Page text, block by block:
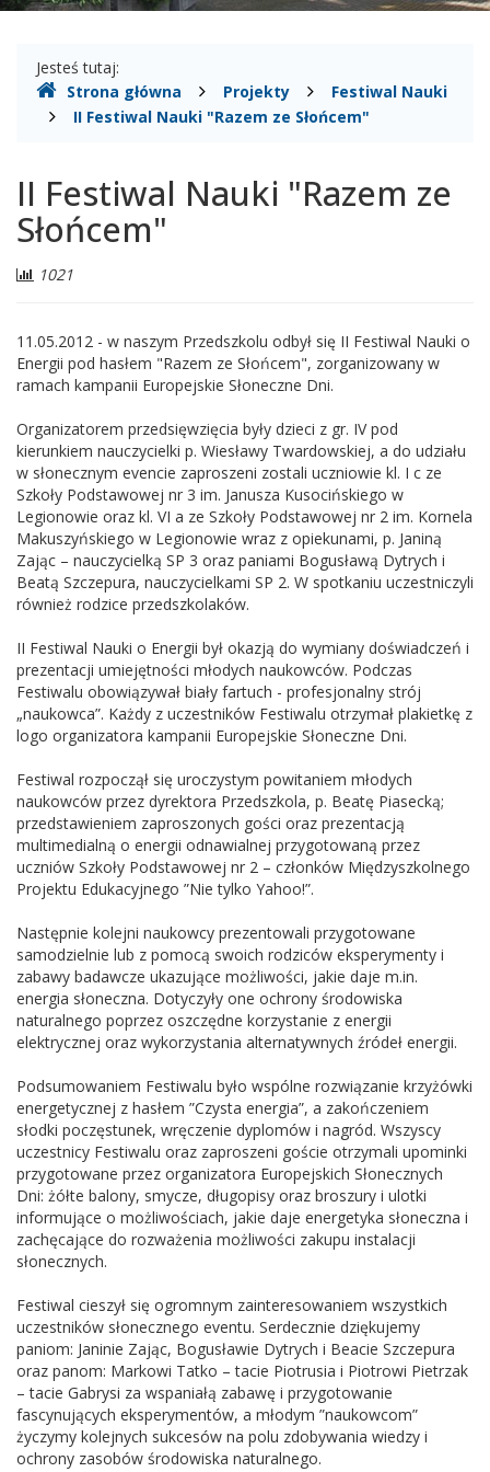
Gdzie
jesteśmy
Jesteś tutaj:
Strona główna
Projekty
Festiwal Nauki
II Festiwal Nauki "Razem ze Słońcem"
II Festiwal Nauki "Razem ze
Słońcem"
Liczba
1021
11.05.2012 - w naszym Przedszkolu odbył się II Festiwal Nauki o
Energii pod hasłem "Razem ze Słońcem", zorganizowany w
ramach kampanii Europejskie Słoneczne Dni.
Organizatorem przedsięwzięcia były dzieci z gr. IV pod
kierunkiem nauczycielki p. Wiesławy Twardowskiej, a do udziału
w słonecznym evencie zaproszeni zostali uczniowie kl. I c ze
Szkoły Podstawowej nr 3 im. Janusza Kusocińskiego w
Legionowie oraz kl. VI a ze Szkoły Podstawowej nr 2 im. Kornela
Makuszyńskiego w Legionowie wraz z opiekunami, p. Janiną
Zając – nauczycielką SP 3 oraz paniami Bogusławą Dytrych i
Beatą Szczepura, nauczycielkami SP 2. W spotkaniu uczestniczyli
również rodzice przedszkolaków.
II Festiwal Nauki o Energii był okazją do wymiany doświadczeń i
prezentacji umiejętności młodych naukowców. Podczas
Festiwalu obowiązywał biały fartuch - profesjonalny strój
„naukowca”. Każdy z uczestników Festiwalu otrzymał plakietkę z
logo organizatora kampanii Europejskie Słoneczne Dni.
Festiwal rozpoczął się uroczystym powitaniem młodych
naukowców przez dyrektora Przedszkola, p. Beatę Piasecką;
przedstawieniem zaproszonych gości oraz prezentacją
multimedialną o energii odnawialnej przygotowaną przez
uczniów Szkoły Podstawowej nr 2 – członków Międzyszkolnego
Projektu Edukacyjnego ”Nie tylko Yahoo!”.
Następnie kolejni naukowcy prezentowali przygotowane
samodzielnie lub z pomocą swoich rodziców eksperymenty i
zabawy badawcze ukazujące możliwości, jakie daje m.in.
energia słoneczna. Dotyczyły one ochrony środowiska
naturalnego poprzez oszczędne korzystanie z energii
elektrycznej oraz wykorzystania alternatywnych źródeł energii.
Podsumowaniem Festiwalu było wspólne rozwiązanie krzyżówki
energetycznej z hasłem ”Czysta energia”, a zakończeniem
słodki poczęstunek, wręczenie dyplomów i nagród. Wszyscy
uczestnicy Festiwalu oraz zaproszeni goście otrzymali upominki
przygotowane przez organizatora Europejskich Słonecznych
Dni: żółte balony, smycze, długopisy oraz broszury i ulotki
informujące o możliwościach, jakie daje energetyka słoneczna i
zachęcające do rozważenia możliwości zakupu instalacji
słonecznych.
Festiwal cieszył się ogromnym zainteresowaniem wszystkich
uczestników słonecznego eventu. Serdecznie dziękujemy
paniom: Janinie Zając, Bogusławie Dytrych i Beacie Szczepura
oraz panom: Markowi Tatko – tacie Piotrusia i Piotrowi Pietrzak
– tacie Gabrysi za wspaniałą zabawę i przygotowanie
fascynujących eksperymentów, a młodym ”naukowcom”
życzymy kolejnych sukcesów na polu zdobywania wiedzy i
ochrony zasobów środowiska naturalnego.